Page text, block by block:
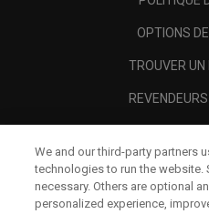
OPTIONS
TROUVER
A
MENTIONS
We and our third-party partners
technologies to run the website.
necessary. Others are optional
personalized experience,